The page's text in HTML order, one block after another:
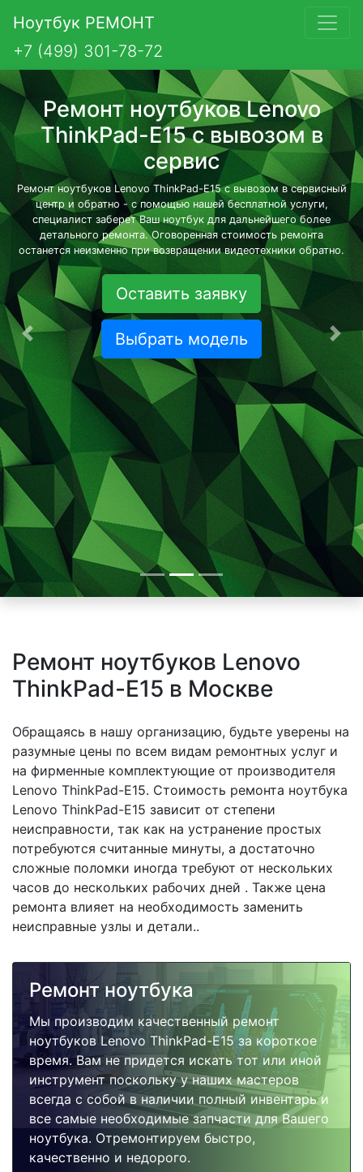
Ноутбук РЕМОНТ
+7 (499) 301-78-72
Ремонт ноутбуков Lenovo
ThinkPad-E15 с вывозом в
сервис
Ремонт ноутбуков Lenovo ThinkPad-E15 с вывозом в сервисный
центр и обратно - с помощью нашей бесплатной услуги,
специалист заберет Ваш ноутбук для дальнейшего более
детального ремонта. Оговоренная стоимость ремонта
останется неизменно при возвращении видеотехники обратно.
Оставить заявку
Выбрать модель
Предыдущая
Ремонт ноутбуков Lenovo
ThinkPad-E15 в Москве
Обращаясь в нашу организацию, будьте уверены на
разумные цены по всем видам ремонтных услуг и
на фирменные комплектующие от производителя
Lenovo ThinkPad-E15. Стоимость ремонта ноутбука
Lenovo ThinkPad-E15 зависит от степени
неисправности, так как на устранение простых
потребуются считанные минуты, а достаточно
сложные поломки иногда требуют от нескольких
часов до нескольких рабочих дней . Также цена
ремонта влияет на необходимость заменить
неисправные узлы и детали..
Ремонт ноутбука
Мы производим качественный ремонт
ноутбуков Lenovo ThinkPad-E15 за короткое
время. Вам не придется искать тот или иной
инструмент поскольку у наших мастеров
всегда с собой в наличии полный инвентарь и
все самые необходимые запчасти для Вашего
ноутбука. Отремонтируем быстро,
качественно и недорого.